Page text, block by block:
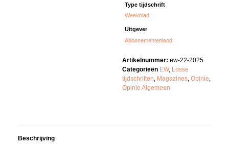
Type tijdschrift
Weekblad
Uitgever
Abonnementenland
Artikelnummer: ew-22-2025
Categorieën EW, Losse
tijdschriften, Magazines, Opinie,
Opinie Algemeen
Beschrijving